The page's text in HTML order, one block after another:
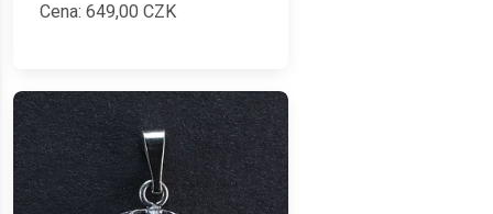
Cena: 649,00 CZK